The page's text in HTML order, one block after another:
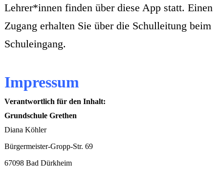
Lehrer*innen finden über diese App statt. Einen
Zugang erhalten Sie über die Schulleitung beim
Schuleingang.
Impressum
Verantwortlich für den Inhalt:
Grundschule Grethen
Diana Köhler
Bürgermeister-Gropp-Str. 69
67098 Bad Dürkheim